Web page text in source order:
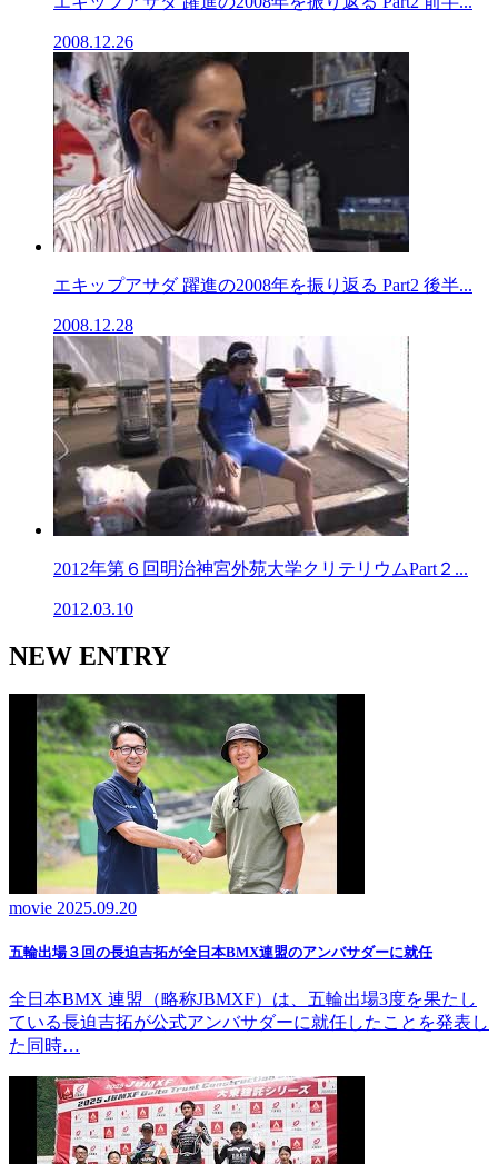
2008.12.26
エキップアサダ 躍進の2008年を振り返る Part2 後半...
2008.12.28
2012年第６回明治神宮外苑大学クリテリウムPart２...
2012.03.10
NEW ENTRY
movie 2025.09.20
五輪出場３回の長迫吉拓が全日本BMX連盟のアンバサダーに就任
全日本BMX 連盟（略称JBMXF）は、五輪出場3度を果たし
ている長迫吉拓が公式アンバサダーに就任したことを発表し
た同時…